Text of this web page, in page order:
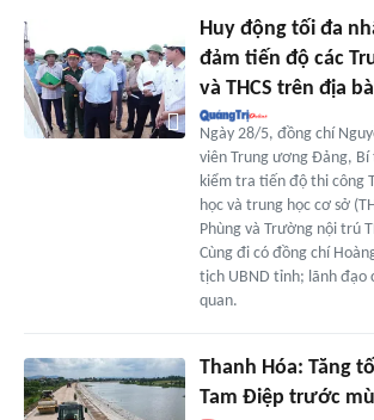
Huy động tối đa
đảm tiến độ các
và THCS trên địa
Ngày 28/5, đồng chí
viên Trung ương Đảng,
kiểm tra tiến độ thi công
học và trung học cơ sở
Phùng và Trường nội trú
Cùng đi có đồng chí
tịch UBND tỉnh; lãnh đạo
quan.
Thanh Hóa: Tăng
Tam Điệp trước